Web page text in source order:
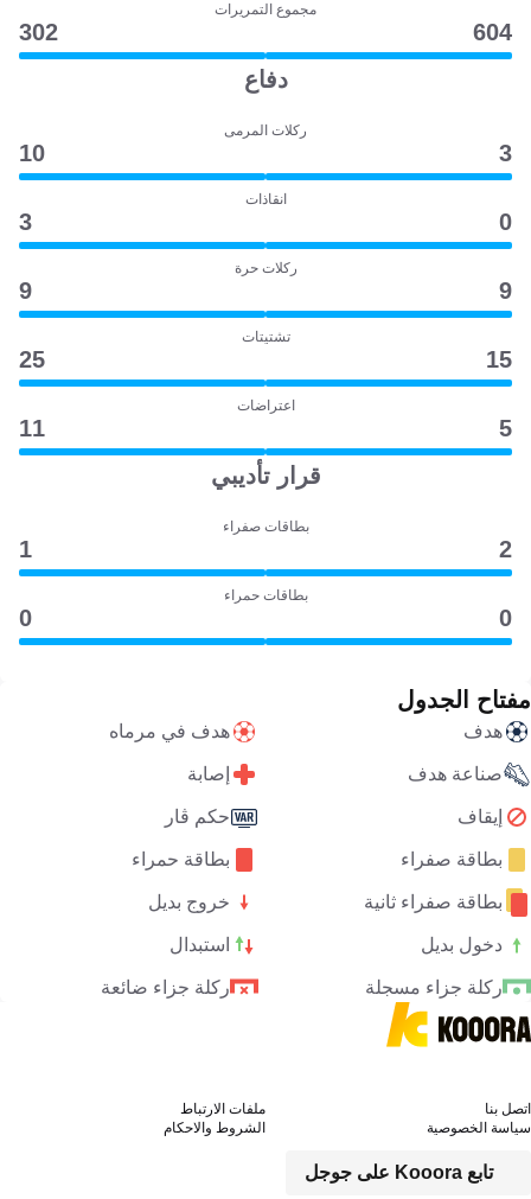
مجموع التمريرات
604
302
دفاع
ركلات المرمى
3
10
انقاذات
0
3
ركلات حرة
9
9
تشتيتات
15
25
اعتراضات
5
11
قرار تأديبي
بطاقات صفراء
2
1
بطاقات حمراء
0
0
مفتاح الجدول
هدف هدف في مرماه
صناعة هدف إصابة
إيقاف حكم ڤار
بطاقة صفراء بطاقة حمراء
بطاقة صفراء ثانية خروج بديل
دخول بديل استبدال
ركلة جزاء مسجلة ركلة جزاء ضائعة
تابع Kooora على جوجل
اتصل بنا
ملفات الارتباط
سياسة الخصوصية
الشروط والاحكام